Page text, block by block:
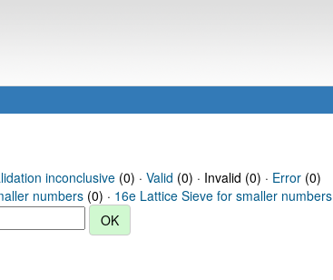
inconclusive(0) · Valid (0) · Invalid (0) · Error(0)
numbers (0) · 16e Lattice Sieve for smaller numbers